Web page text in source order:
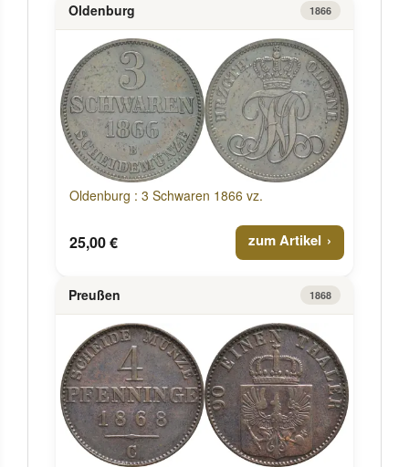
Oldenburg 1866
Oldenburg : 3 Schwaren 1866 vz.
25,00 € zum Artikel
Preußen 1868